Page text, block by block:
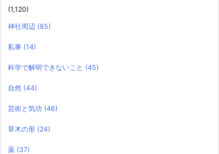
(1,120)
神社周辺 (85)
私事 (14)
科学で解明できないこと (45)
自然 (44)
芸術と気功 (46)
草木の形 (24)
薬 (37)